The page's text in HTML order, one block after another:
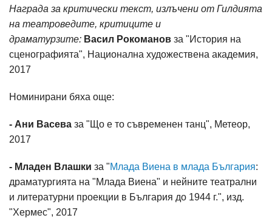
Награда за критически текст, излъчени от Гилдията
на театроведите, критиците и
драматурзите: Васил Рокоманов за "История на
сценографията", Национална художествена академия,
2017
Номинирани бяха още:
- Ани Васева за "Що е то съвременен танц", Метеор,
2017
- Младен Влашки за "Млада Виена в млада България:
драматургията на "Млада Виена" и нейните театрални
и литературни проекции в България до 1944 г.", изд.
"Хермес", 2017